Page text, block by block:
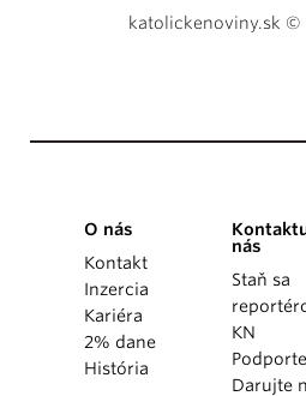
katolickenoviny.sk ©
O nás
Kontakt
Inzercia
Kariéra
2% dane
História
nás
Staň sa
KN
Darujte